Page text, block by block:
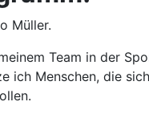
Müller.
Team in der
ich Menschen, die